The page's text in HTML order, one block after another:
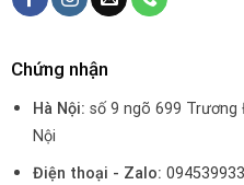
Chứng nhận
Hà Nội:số 9 ngõ 699
Nội
Điện thoại - Zalo: